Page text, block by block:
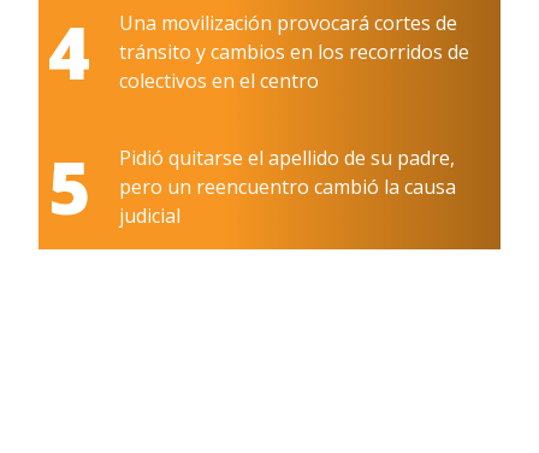
4
Una movilización provocará cortes de
tránsito y cambios en los recorridos de
colectivos en el centro
5
Pidió quitarse el apellido de su padre,
pero un reencuentro cambió la causa
judicial